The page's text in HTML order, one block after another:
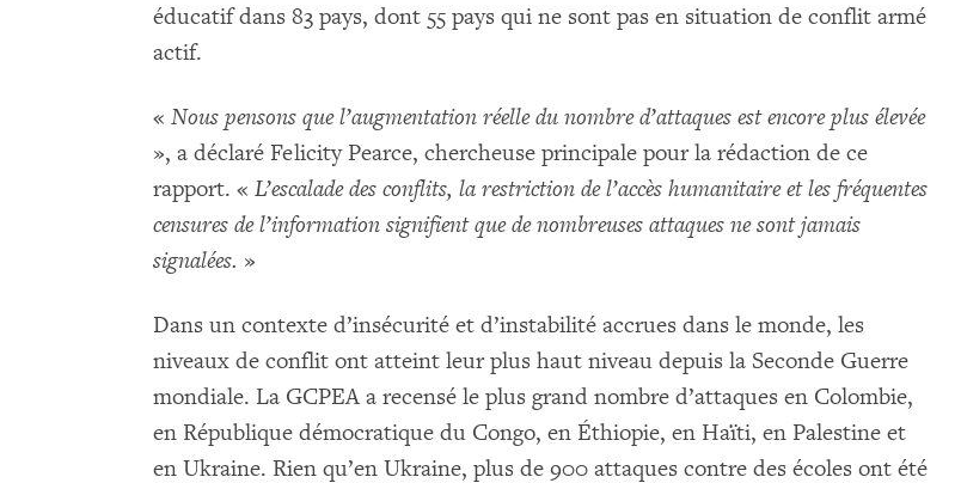
éducatif dans 83 pays, dont 55 pays qui ne sont pas en situation de conflit armé
actif.
« Nous pensons que l’augmentation réelle du nombre d’attaques est encore plus élevée
», a déclaré Felicity Pearce, chercheuse principale pour la rédaction de ce
rapport. « L’escalade des conflits, la restriction de l’accès humanitaire et les fréquentes
censures de l’information signifient que de nombreuses attaques ne sont jamais
signalées. »
Dans un contexte d’insécurité et d’instabilité accrues dans le monde, les
niveaux de conflit ont atteint leur plus haut niveau depuis la Seconde Guerre
mondiale. La GCPEA a recensé le plus grand nombre d’attaques en Colombie,
en République démocratique du Congo, en Éthiopie, en Haïti, en Palestine et
en Ukraine. Rien qu’en Ukraine, plus de 900 attaques contre des écoles ont été